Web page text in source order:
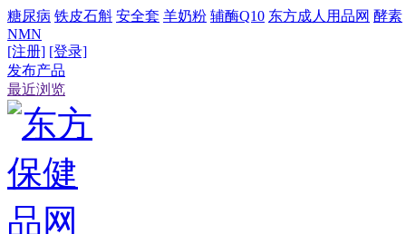
糖尿病 铁皮石斛 安全套 羊奶粉 辅酶Q10 东方成人用品网 酵素
NMN
[注册] [登录]
发布产品
最近浏览